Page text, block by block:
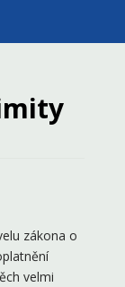
zákona o
velmi